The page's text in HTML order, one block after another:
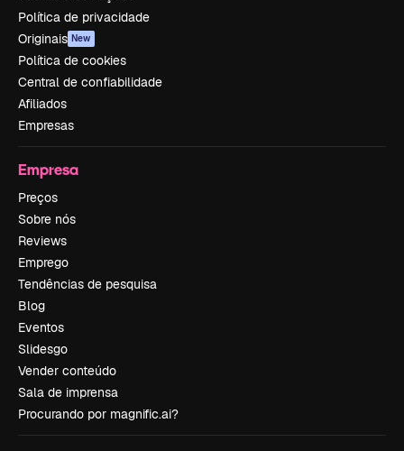
Política de privacidade
Originais New
Política de cookies
Central de confiabilidade
Afiliados
Empresas
Empresa
Preços
Sobre nós
Reviews
Emprego
Tendências de pesquisa
Blog
Eventos
Slidesgo
Vender conteúdo
Sala de imprensa
Procurando por magnific.ai?